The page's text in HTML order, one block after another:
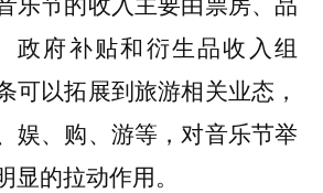
政府补贴和衍生品收入组
可以拓展到旅游相关业态，
娱、购、游等，对音乐节举
显的拉动作用。